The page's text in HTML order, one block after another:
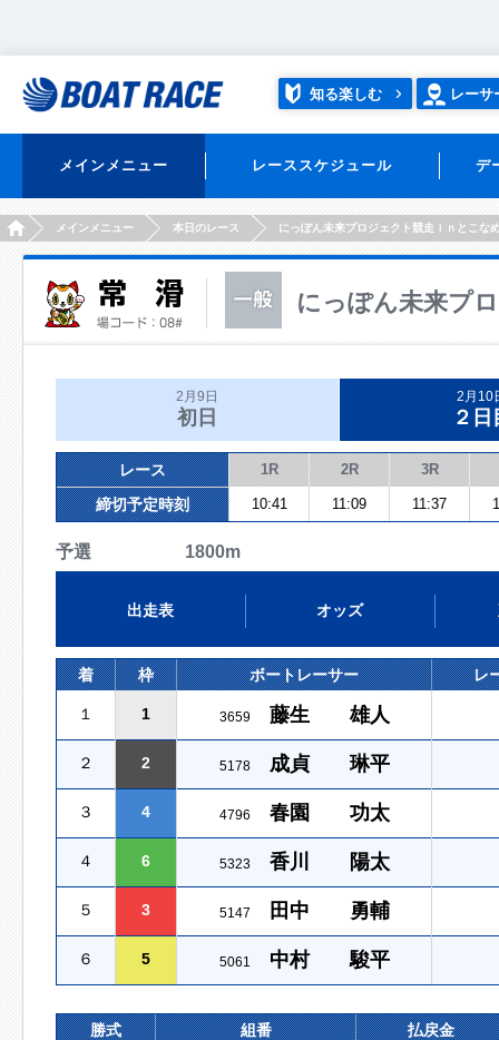
知る楽しむ レーサ
メインメニュー レーススケジュール デ
HOMEメインメニュー 本日のレース にっぽん未来プロジェクト競走ｉｎとこな
にっぽん未来プ
2月9日
初日
2月10
２日
レース 1R 2R 3R
締切予定時刻 10:41 11:09 11:37
予選 1800m
出走表 オッズ
着 枠 ボートレーサー レ
１ 1 3659 藤生 雄人
２ 2 5178 成貞 琳平
３ 4 4796 春園 功太
４ 6 5323 香川 陽太
５ 3 5147 田中 勇輔
６ 5 5061 中村 駿平
勝式 組番 払戻金